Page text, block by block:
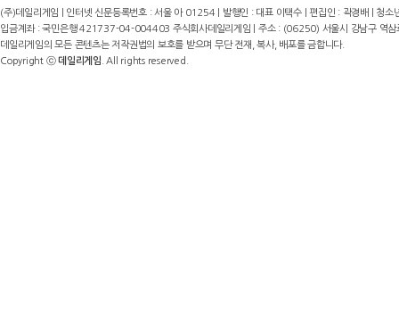
(주)데일리게임 | 인터넷 신문등록번호 : 서울 아 01254 | 발행인 : 대표 이택수 | 편집인 : 곽경배 |
입금계좌 : 국민은행 421737-04-004403 주식회사데일리게임 | 주소 : (06250) 서울시 강남구
데일리게임의 모든 콘텐츠는 저작권법의 보호를 받으며 무단 전재, 복사, 배포를 금합니다.
Copyright ⓒ데일리게임 . All rights reserved.